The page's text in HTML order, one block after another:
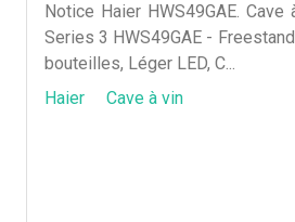
Notice Haier HWS49GAE.
Series 3 HWS49GAE -
bouteilles, Léger LED, C...
Haier
Cave à vin